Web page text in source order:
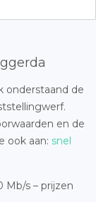
onderstaand de
en de
ook aan: snel
Mb/s – prijzen